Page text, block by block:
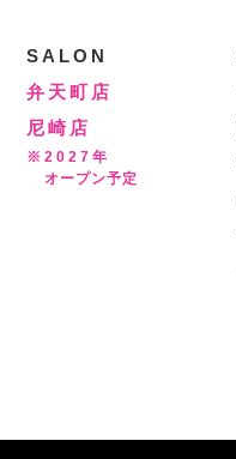
SALON
弁天町店
尼崎店
※2027年
オープン予定